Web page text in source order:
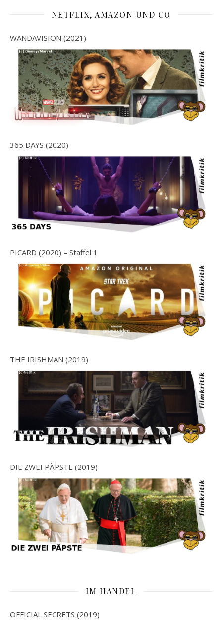
NETFLIX, AMAZON UND CO
WANDAVISION (2021)
365 DAYS (2020)
PICARD (2020) – Staffel 1
THE IRISHMAN (2019)
DIE ZWEI PÄPSTE (2019)
IM HANDEL
OFFICIAL SECRETS (2019)